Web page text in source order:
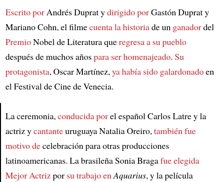
Article
Escrito porAndrés Duprat ydirigido porGastón Duprat y
Mariano Cohn, el filmecuenta la historiade un ganadordel
PremioNobel de Literatura queregresa a su pueblo
después de muchos añospara ser homenajeado. Su
protagonista, Oscar Martínez,ya había sido galardonadoen
el Festival de Cine de Venecia.
La ceremonia,conducida porel español Carlos Latre y la
actriz ycantanteuruguaya Natalia Oreiro,también fue
motivo decelebración para otras producciones
latinoamericanas. La brasileña Sonia Bragafue elegida
Mejor Actrizpor su trabajo enAquarius, y la película